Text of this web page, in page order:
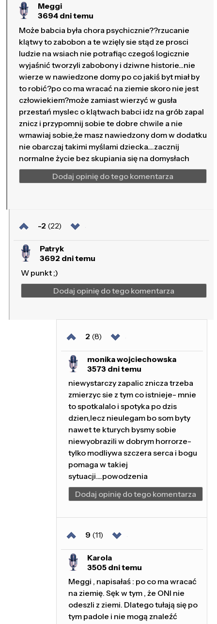
Meggi
3694 dni temu
Może babcia była chora psychicznie??rzucanie
klątwy to zabobon a te wzięly sie stąd ze prosci
ludzie na wsiach nie potrafiąc czegoś logicznie
wyjaśnić tworzyli zabobony i dziwne historie...nie
wierze w nawiedzone domy po co jakiś byt miał by
to robić?po co ma wracać na ziemie skoro nie jest
człowiekiem?może zamiast wierzyć w gusła
przestań myslec o klątwach babci idz na grób zapal
znicz i przypomnij sobie te dobre chwile a nie
wmawiaj sobie,że masz nawiedzony dom w dodatku
nie obarczaj takimi myślami dziecka....zacznij
normalne życie bez skupiania się na domysłach
Dodaj opinię do tego komentarza
-2 (22)
Patryk
3692 dni temu
W punkt ;)
Dodaj opinię do tego komentarza
2 (8)
monika wojciechowska
3573 dni temu
niewystarczy zapalic znicza trzeba
zmierzyc sie z tym co istnieje- mnie
to spotkalalo i spotyka po dzis
dzien,lecz nieulegam bo som byty
nawet te kturych bysmy sobie
niewyobrazili w dobrym horrorze-
tylko modliywa szczera serca i bogu
pomaga w takiej
sytuacji....powodzenia
Dodaj opinię do tego komentarza
9 (11)
Karola
3505 dni temu
Meggi , napisałaś : po co ma wracać
na ziemię. Sęk w tym , że ONI nie
odeszli z ziemi. Dlatego tułają się po
tym padole i nie mogą znaleźć